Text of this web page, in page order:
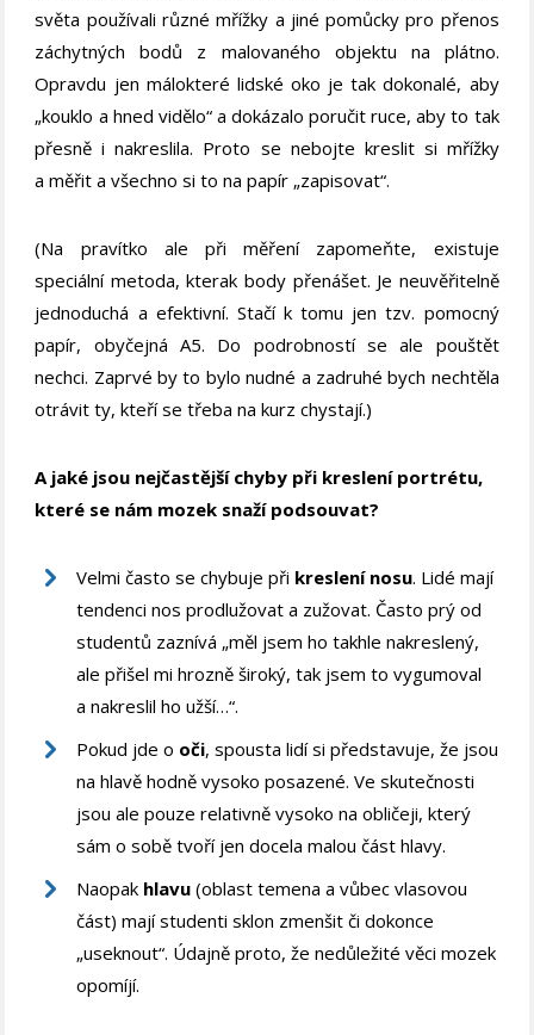
světa používali různé mřížky a jiné pomůcky pro přenos
záchytných bodů z malovaného objektu na plátno.
Opravdu jen málokteré lidské oko je tak dokonalé, aby
„kouklo a hned vidělo“ a dokázalo poručit ruce, aby to tak
přesně i nakreslila. Proto se nebojte kreslit si mřížky
a měřit a všechno si to na papír „zapisovat“.
(Na pravítko ale při měření zapomeňte, existuje
speciální metoda, kterak body přenášet. Je neuvěřitelně
jednoduchá a efektivní. Stačí k tomu jen tzv. pomocný
papír, obyčejná A5. Do podrobností se ale pouštět
nechci. Zaprvé by to bylo nudné a zadruhé bych nechtěla
otrávit ty, kteří se třeba na kurz chystají.)
A jaké jsou nejčastější chyby při kreslení portrétu,
které se nám mozek snaží podsouvat?
Velmi často se chybuje při kreslení nosu. Lidé mají
tendenci nos prodlužovat a zužovat. Často prý od
studentů zaznívá „měl jsem ho takhle nakreslený,
ale přišel mi hrozně široký, tak jsem to vygumoval
a nakreslil ho užší…“.
Pokud jde o oči, spousta lidí si představuje, že jsou
na hlavě hodně vysoko posazené. Ve skutečnosti
jsou ale pouze relativně vysoko na obličeji, který
sám o sobě tvoří jen docela malou část hlavy.
Naopak hlavu (oblast temena a vůbec vlasovou
část) mají studenti sklon zmenšit či dokonce
„useknout“. Údajně proto, že nedůležité věci mozek
opomíjí.